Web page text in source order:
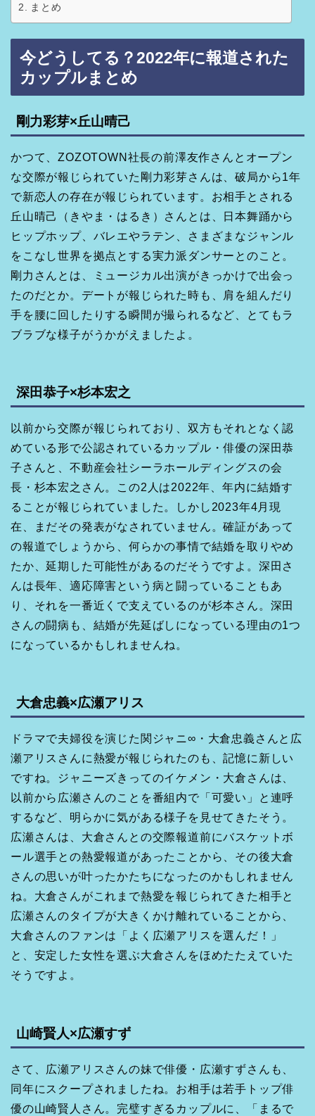
まとめ
今どうしてる？2022年に報道された
カップルまとめ
剛力彩芽×丘山晴己
かつて、ZOZOTOWN社長の前澤友作さんとオープン
な交際が報じられていた剛力彩芽さんは、破局から1年
で新恋人の存在が報じられています。お相手とされる
丘山晴己（きやま・はるき）さんとは、日本舞踊から
ヒップホップ、バレエやラテン、さまざまなジャンル
をこなし世界を拠点とする実力派ダンサーとのこと。
剛力さんとは、ミュージカル出演がきっかけで出会っ
たのだとか。デートが報じられた時も、肩を組んだり
手を腰に回したりする瞬間が撮られるなど、とてもラ
ブラブな様子がうかがえましたよ。
深田恭子×杉本宏之
以前から交際が報じられており、双方もそれとなく認
めている形で公認されているカップル・俳優の深田恭
子さんと、不動産会社シーラホールディングスの会
長・杉本宏之さん。この2人は2022年、年内に結婚す
ることが報じられていました。しかし2023年4月現
在、まだその発表がなされていません。確証があって
の報道でしょうから、何らかの事情で結婚を取りやめ
たか、延期した可能性があるのだそうですよ。深田さ
んは長年、適応障害という病と闘っていることもあ
り、それを一番近くで支えているのが杉本さん。深田
さんの闘病も、結婚が先延ばしになっている理由の1つ
になっているかもしれませんね。
大倉忠義×広瀬アリス
ドラマで夫婦役を演じた関ジャニ∞・大倉忠義さんと広
瀬アリスさんに熱愛が報じられたのも、記憶に新しい
ですね。ジャニーズきってのイケメン・大倉さんは、
以前から広瀬さんのことを番組内で「可愛い」と連呼
するなど、明らかに気がある様子を見せてきたそう。
広瀬さんは、大倉さんとの交際報道前にバスケットボ
ール選手との熱愛報道があったことから、その後大倉
さんの思いが叶ったかたちになったのかもしれません
ね。大倉さんがこれまで熱愛を報じられてきた相手と
広瀬さんのタイプが大きくかけ離れていることから、
大倉さんのファンは「よく広瀬アリスを選んだ！」
と、安定した女性を選ぶ大倉さんをほめたたえていた
そうですよ。
山崎賢人×広瀬すず
さて、広瀬アリスさんの妹で俳優・広瀬すずさんも、
同年にスクープされましたね。お相手は若手トップ俳
優の山崎賢人さん。完璧すぎるカップルに、「まるで